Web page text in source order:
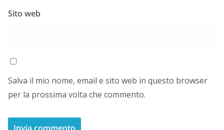
Sito web
Salva il mio nome, email e sito web in questo browser
per la prossima volta che commento.